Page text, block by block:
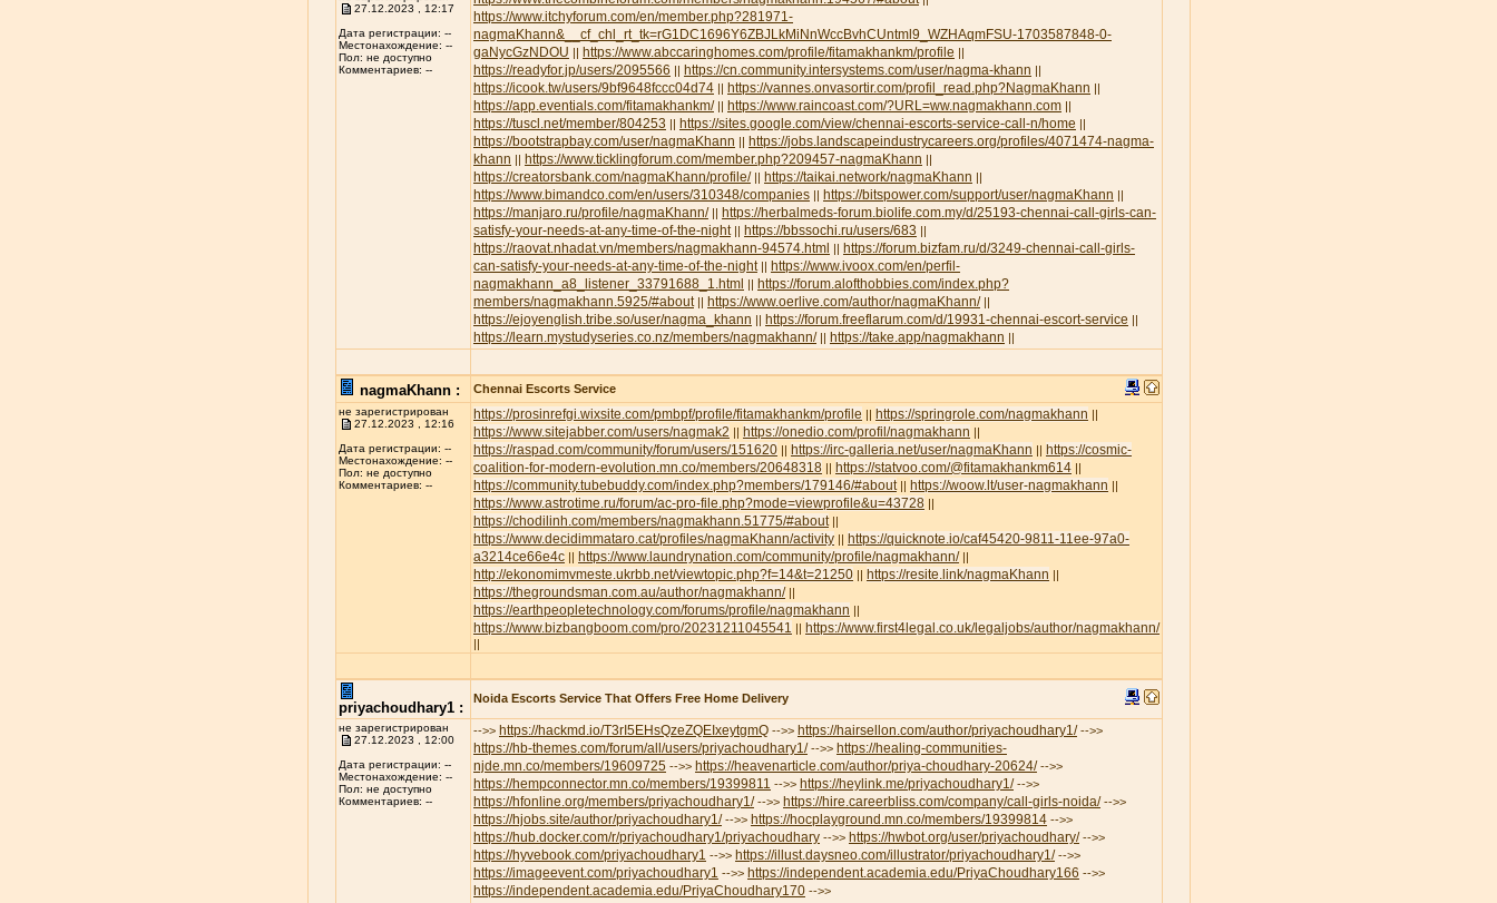
27.12.2023 , 12:17
Дата регистрации: --
Местонахождение: --
Пол: не доступно
Комментариев: --
https://www.itchyforum.com/en/member.php?281971-
nagmaKhann&__cf_chl_rt_tk=rG1DC1696Y6ZBJLkMiNnWccBvhCUntml9_WZHAqmFSU-1703587848-0-
gaNycGzNDOU || https://www.abccaringhomes.com/profile/fitamakhankm/profile ||
https://readyfor.jp/users/2095566 || https://cn.community.intersystems.com/user/nagma-khann ||
https://icook.tw/users/9bf9648fccc04d74 || https://vannes.onvasortir.com/profil_read.php?NagmaKhann ||
https://app.eventials.com/fitamakhankm/|| https://www.raincoast.com/?URL=ww.nagmakhann.com ||
https://tuscl.net/member/804253 || https://sites.google.com/view/chennai-escorts-service-call-n/home ||
https://bootstrapbay.com/user/nagmaKhann || https://jobs.landscapeindustrycareers.org/profiles/4071474-nagma-
khann || https://www.ticklingforum.com/member.php?209457-nagmaKhann ||
https://creatorsbank.com/nagmaKhann/profile/|| https://taikai.network/nagmaKhann ||
https://www.bimandco.com/en/users/310348/companies || https://bitspower.com/support/user/nagmaKhann ||
https://manjaro.ru/profile/nagmaKhann/|| https://herbalmeds-forum.biolife.com.my/d/25193-chennai-call-girls-can-
satisfy-your-needs-at-any-time-of-the-night|| https://bbssochi.ru/users/683 ||
https://raovat.nhadat.vn/members/nagmakhann-94574.html || https://forum.bizfam.ru/d/3249-chennai-call-girls-
can-satisfy-your-needs-at-any-time-of-the-night|| https://www.ivoox.com/en/perfil-
nagmakhann_a8_listener_33791688_1.html || https://forum.alofthobbies.com/index.php?
members/nagmakhann.5925/#about|| https://www.oerlive.com/author/nagmaKhann/||
https://ejoyenglish.tribe.so/user/nagma_khann || https://forum.freeflarum.com/d/19931-chennai-escort-service ||
https://learn.mystudyseries.co.nz/members/nagmakhann/|| https://take.app/nagmakhann ||
nagmaKhann : Chennai Escorts Service
не зарегистрирован
27.12.2023 , 12:16
Дата регистрации: --
Местонахождение: --
Пол: не доступно
Комментариев: --
https://prosinrefgi.wixsite.com/pmbpf/profile/fitamakhankm/profile || https://springrole.com/nagmakhann ||
https://www.sitejabber.com/users/nagmak2 || https://onedio.com/profil/nagmakhann ||
https://raspad.com/community/forum/users/151620 || https://irc-galleria.net/user/nagmaKhann || https://cosmic-
coalition-for-modern-evolution.mn.co/members/20648318 || https://statvoo.com/@fitamakhankm614 ||
https://community.tubebuddy.com/index.php?members/179146/#about || https://woow.lt/user-nagmakhann ||
https://www.astrotime.ru/forum/ac-pro-file.php?mode=viewprofile&u=43728 ||
https://chodilinh.com/members/nagmakhann.51775/#about ||
https://www.decidimmataro.cat/profiles/nagmaKhann/activity || https://quicknote.io/caf45420-9811-11ee-97a0-
a3214ce66e4c || https://www.laundrynation.com/community/profile/nagmakhann/||
http://ekonomimvmeste.ukrbb.net/viewtopic.php?f=14&t=21250 || https://resite.link/nagmaKhann ||
https://thegroundsman.com.au/author/nagmakhann/||
https://earthpeopletechnology.com/forums/profile/nagmakhann ||
https://www.bizbangboom.com/pro/20231211045541 || https://www.first4legal.co.uk/legaljobs/author/nagmakhann/
||
priyachoudhary1 :
Noida Escorts Service That Offers Free Home Delivery
не зарегистрирован
27.12.2023 , 12:00
Дата регистрации: --
Местонахождение: --
Пол: не доступно
Комментариев: --
-->> https://hackmd.io/T3rI5EHsQzeZQEIxeytgmQ -->> https://hairsellon.com/author/priyachoudhary1/-->>
https://hb-themes.com/forum/all/users/priyachoudhary1/-->> https://healing-communities-
njde.mn.co/members/19609725 -->> https://heavenarticle.com/author/priya-choudhary-20624/-->>
https://hempconnector.mn.co/members/19399811 -->> https://heylink.me/priyachoudhary1/-->>
https://hfonline.org/members/priyachoudhary1/-->> https://hire.careerbliss.com/company/call-girls-noida/-->>
https://hjobs.site/author/priyachoudhary1/-->> https://hocplayground.mn.co/members/19399814 -->>
https://hub.docker.com/r/priyachoudhary1/priyachoudhary -->> https://hwbot.org/user/priyachoudhary/-->>
https://hyvebook.com/priyachoudhary1 -->> https://illust.daysneo.com/illustrator/priyachoudhary1/-->>
https://imageevent.com/priyachoudhary1 -->> https://independent.academia.edu/PriyaChoudhary166 -->>
https://independent.academia.edu/PriyaChoudhary170 -->>